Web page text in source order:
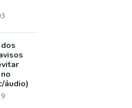
áudio)